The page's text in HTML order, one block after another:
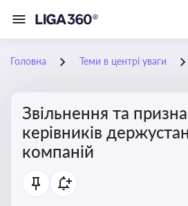
Головна Теми в центрі уваги
Звільнення та
керівників
компаній